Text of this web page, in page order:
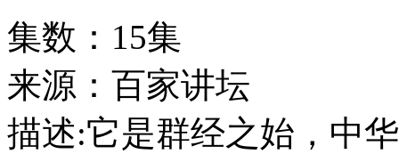
集数：15集
来源：百家讲坛
描述:它是群经之始，中